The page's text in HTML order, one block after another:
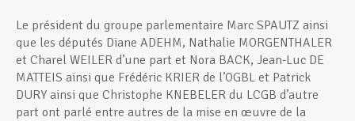
Le président du groupe parlementaire Marc SPAUTZ ainsi
que les députés Diane ADEHM, Nathalie MORGENTHALER
et Charel WEILER d’une part et Nora BACK, Jean-Luc DE
MATTEIS ainsi que Frédéric KRIER de l’OGBL et Patrick
DURY ainsi que Christophe KNEBELER du LCGB d’autre
part ont parlé entre autres de la mise en œuvre de la